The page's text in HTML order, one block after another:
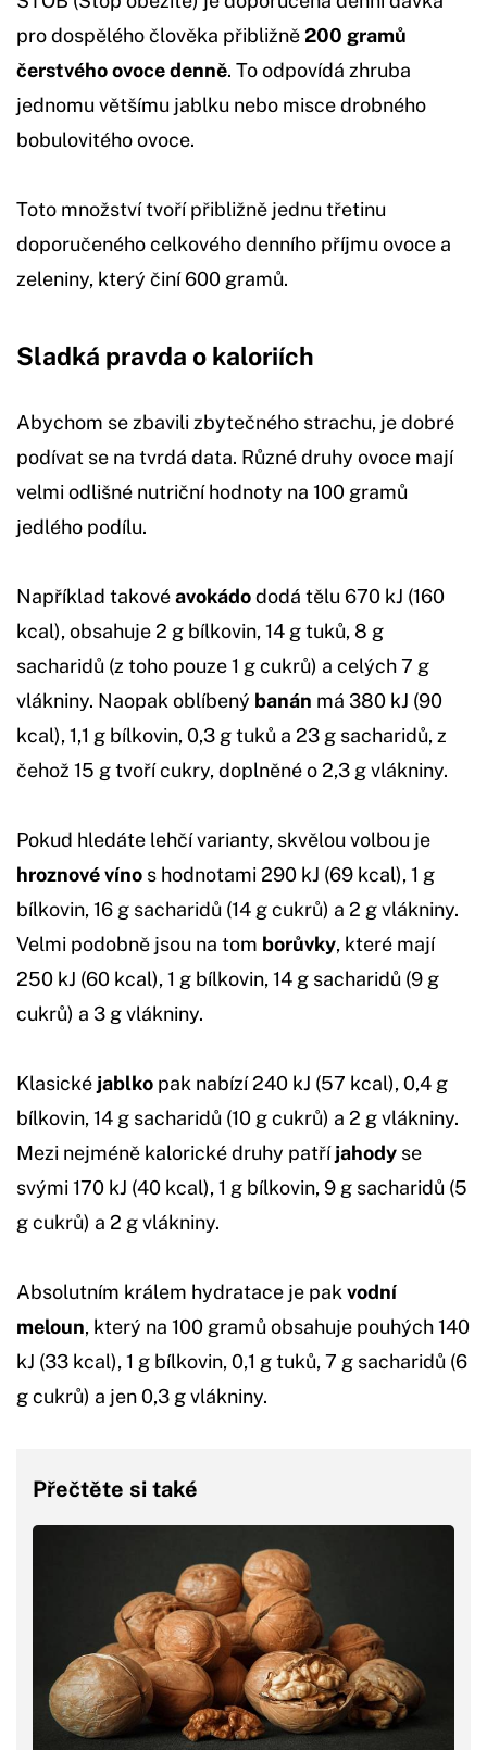
pro dospělého člověka přibližně200 gramů
čerstvého ovoce denně. To odpovídá zhruba
jednomu většímu jablku nebo misce drobného
bobulovitého ovoce.
Toto množství tvoří přibližně jednu třetinu
doporučeného celkového denního příjmu ovoce a
zeleniny, který činí 600 gramů.
Sladká pravda o kaloriích
Abychom se zbavili zbytečného strachu, je dobré
podívat se na tvrdá data. Různé druhy ovoce mají
velmi odlišné nutriční hodnoty na 100 gramů
jedlého podílu.
Například takovéavokádododá tělu 670 kJ (160
kcal), obsahuje 2 g bílkovin, 14 g tuků, 8 g
sacharidů (z toho pouze 1 g cukrů) a celých 7 g
vlákniny. Naopak oblíbený banán má 380 kJ (90
kcal), 1,1 g bílkovin, 0,3 g tuků a 23 g sacharidů, z
čehož 15 g tvoří cukry, doplněné o 2,3 g vlákniny.
Pokud hledáte lehčí varianty, skvělou volbou je
hroznové víno s hodnotami 290 kJ (69 kcal), 1 g
bílkovin, 16 g sacharidů (14 g cukrů) a 2 g vlákniny.
Velmi podobně jsou na tom borůvky, které mají
250 kJ (60 kcal), 1 g bílkovin, 14 g sacharidů (9 g
cukrů) a 3 g vlákniny.
Klasické jablko pak nabízí 240 kJ (57 kcal), 0,4 g
bílkovin, 14 g sacharidů (10 g cukrů) a 2 g vlákniny.
Mezi nejméně kalorické druhy patříjahody se
svými 170 kJ (40 kcal), 1 g bílkovin, 9 g sacharidů (5
g cukrů) a 2 g vlákniny.
Absolutním králem hydratace je pak vodní
meloun, který na 100 gramů obsahuje pouhých 140
kJ (33 kcal), 1 g bílkovin, 0,1 g tuků, 7 g sacharidů (6
g cukrů) a jen 0,3 g vlákniny.
Přečtěte si také